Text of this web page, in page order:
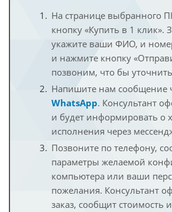
На странице выбранного
кнопку «Купить в 1 клик».
укажите ваши ФИО, и
и нажмите кнопку
позвоним, что бы
Напишите нам сообщение
WhatsApp. Консультант
и будет информировать о
исполнения через
Позвоните по телефону,
параметры желаемой
компьютера или ваши
пожелания. Консультант
заказ, сообщит стоимость